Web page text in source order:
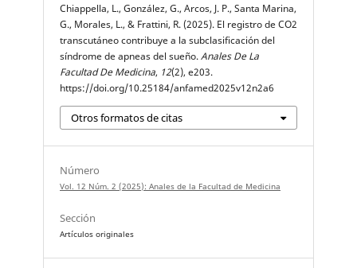
Chiappella, L., González, G., Arcos, J. P., Santa Marina,
G., Morales, L., & Frattini, R. (2025). El registro de CO2
transcutáneo contribuye a la subclasificación del
síndrome de apneas del sueño.Anales De La
Facultad De Medicina, 12(2), e203.
https://doi.org/10.25184/anfamed2025v12n2a6
Otros formatos de citas
Número
Vol. 12 Núm. 2 (2025): Anales de la Facultad de Medicina
Sección
Artículos originales